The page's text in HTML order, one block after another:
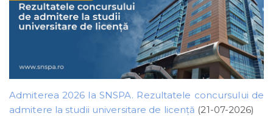
Admiterea 2026 la SNSPA. Rezultatele concursului de
admitere la studii universitare de licență (21-07-2026)